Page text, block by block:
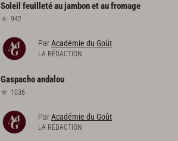
Soleil feuilletéaujambonetaufromage
942
ParAcadémie du Goût
LA RÉDACTION
Gaspachoandalou
1036
ParAcadémie du Goût
LA RÉDACTION